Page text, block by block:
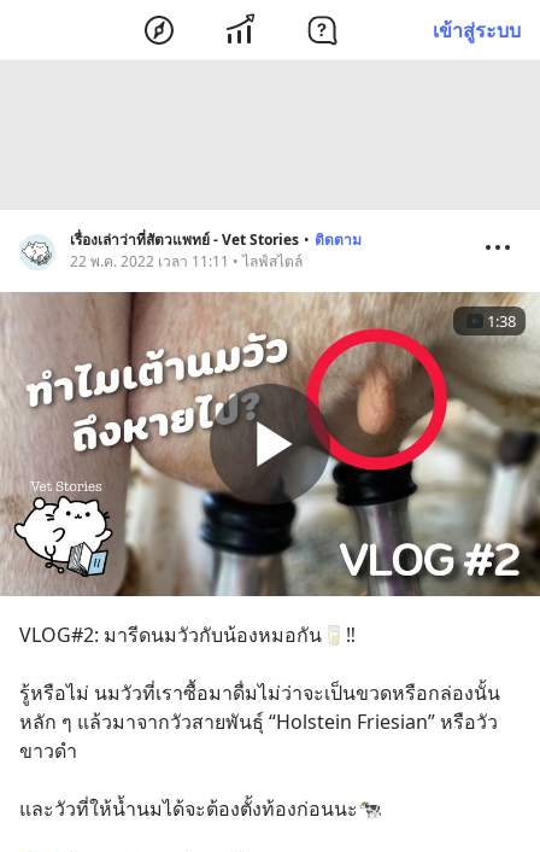
เข้าสู่ระบบ
เรื่องเล่าว่าที่สัตวแพทย์ - Vet Stories • ติดตาม
22 พ.ค. 2022 เวลา 11:11 • ไลฟ์สไตล์
1:38
VLOG#2: มารีดนมวัวกับน้องหมอกัน🥛‼️
รู้หรือไม่ นมวัวที่เราซื้อมาดื่มไม่ว่าจะเป็นขวดหรือกล่องนั้น
หลัก ๆ แล้วมาจากวัวสายพันธุ์ “Holstein Friesian” หรือวัว
ขาวดำ
และวัวที่ให้น้ำนมได้จะต้องตั้งท้องก่อนนะ🐄